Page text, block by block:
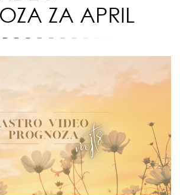
ZA APRIL